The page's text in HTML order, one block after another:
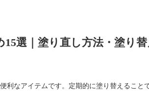
選｜塗り直し方法・塗り
利なアイテムです。定期的に塗り替えるこ